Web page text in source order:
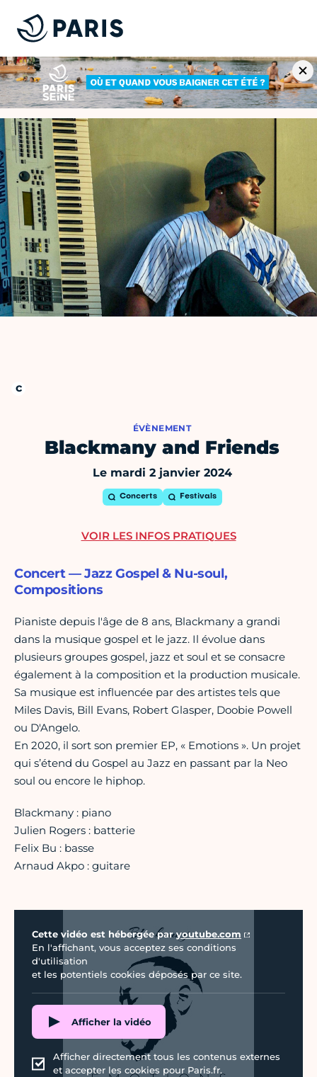
ÉVÈNEMENT
Blackmany and Friends
Le mardi 2 janvier 2024
Concerts Festivals
Concert — Jazz Gospel & Nu-soul,
Compositions
Pianiste depuis l'âge de 8 ans, Blackmany a grandi
dans la musique gospel et le jazz. Il évolue dans
plusieurs groupes gospel, jazz et soul et se consacre
également à la composition et la production musicale.
Sa musique est influencée par des artistes tels que
Miles Davis, Bill Evans, Robert Glasper, Doobie Powell
ou D'Angelo.
En 2020, il sort son premier EP, « Emotions ». Un projet
qui s’étend du Gospel au Jazz en passant par la Neo
soul ou encore le hiphop.
Blackmany : piano
Julien Rogers : batterie
Felix Bu : basse
Arnaud Akpo : guitare
Cette vidéo est hébergée paryoutube.com
En l'affichant, vous acceptez ses conditions
d'utilisation
et les potentiels cookies déposés par ce site.
Afficher la vidéo
Afficher directement tous les contenus externes
et accepter les cookies pour Paris.fr.
VOIR LES INFOS PRATIQUES